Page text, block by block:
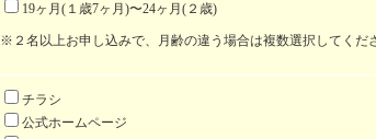
19ヶ月(１歳7ヶ月)〜24ヶ月(２歳)
※２名以上お申し込みで、月齢の違う場合は複数選択してくだ
チラシ
公式ホームページ